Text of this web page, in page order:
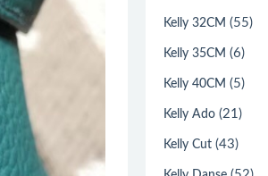
Kelly 32CM (55)
Kelly 35CM (6)
Kelly 40CM (5)
Kelly Ado (21)
Kelly Cut (43)